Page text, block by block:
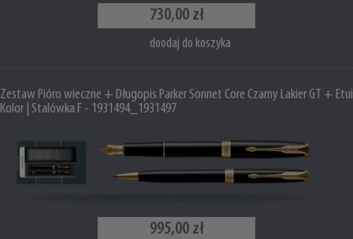
730,00 zł
doodaj do koszyka
Zestaw Pióro wieczne + Długopis Parker Sonnet Core Czarny Lakier GT + Etui
Kolor | Stalówka F - 1931494_1931497
995,00 zł